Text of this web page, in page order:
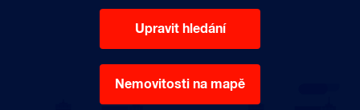
Upravit hledání
Nemovitosti na mapě